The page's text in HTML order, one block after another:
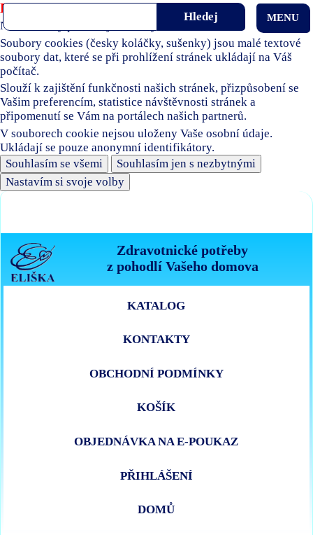
Používáme soubory cookies
Naše stránky používají soubory cookies.
Soubory cookies (česky koláčky, sušenky) jsou malé textové
soubory dat, které se při prohlížení stránek ukládají na Váš
počítač.
Slouží k zajištění funkčnosti našich stránek, přizpůsobení se
Vašim preferencím, statistice návštěvnosti stránek a
připomenutí se Vám na portálech našich partnerů.
V souborech cookie nejsou uloženy Vaše osobní údaje.
Ukládají se pouze anonymní identifikátory.
Souhlasím se všemi
Souhlasím jen s nezbytnými
Nastavím si svoje volby
Zdravotnické potřeby
z pohodlí Vašeho domova
MENU
KATALOG
KONTAKTY
OBCHODNÍ PODMÍNKY
KOŠÍK
OBJEDNÁVKA NA E-POUKAZ
PŘIHLÁŠENÍ
DOMŮ